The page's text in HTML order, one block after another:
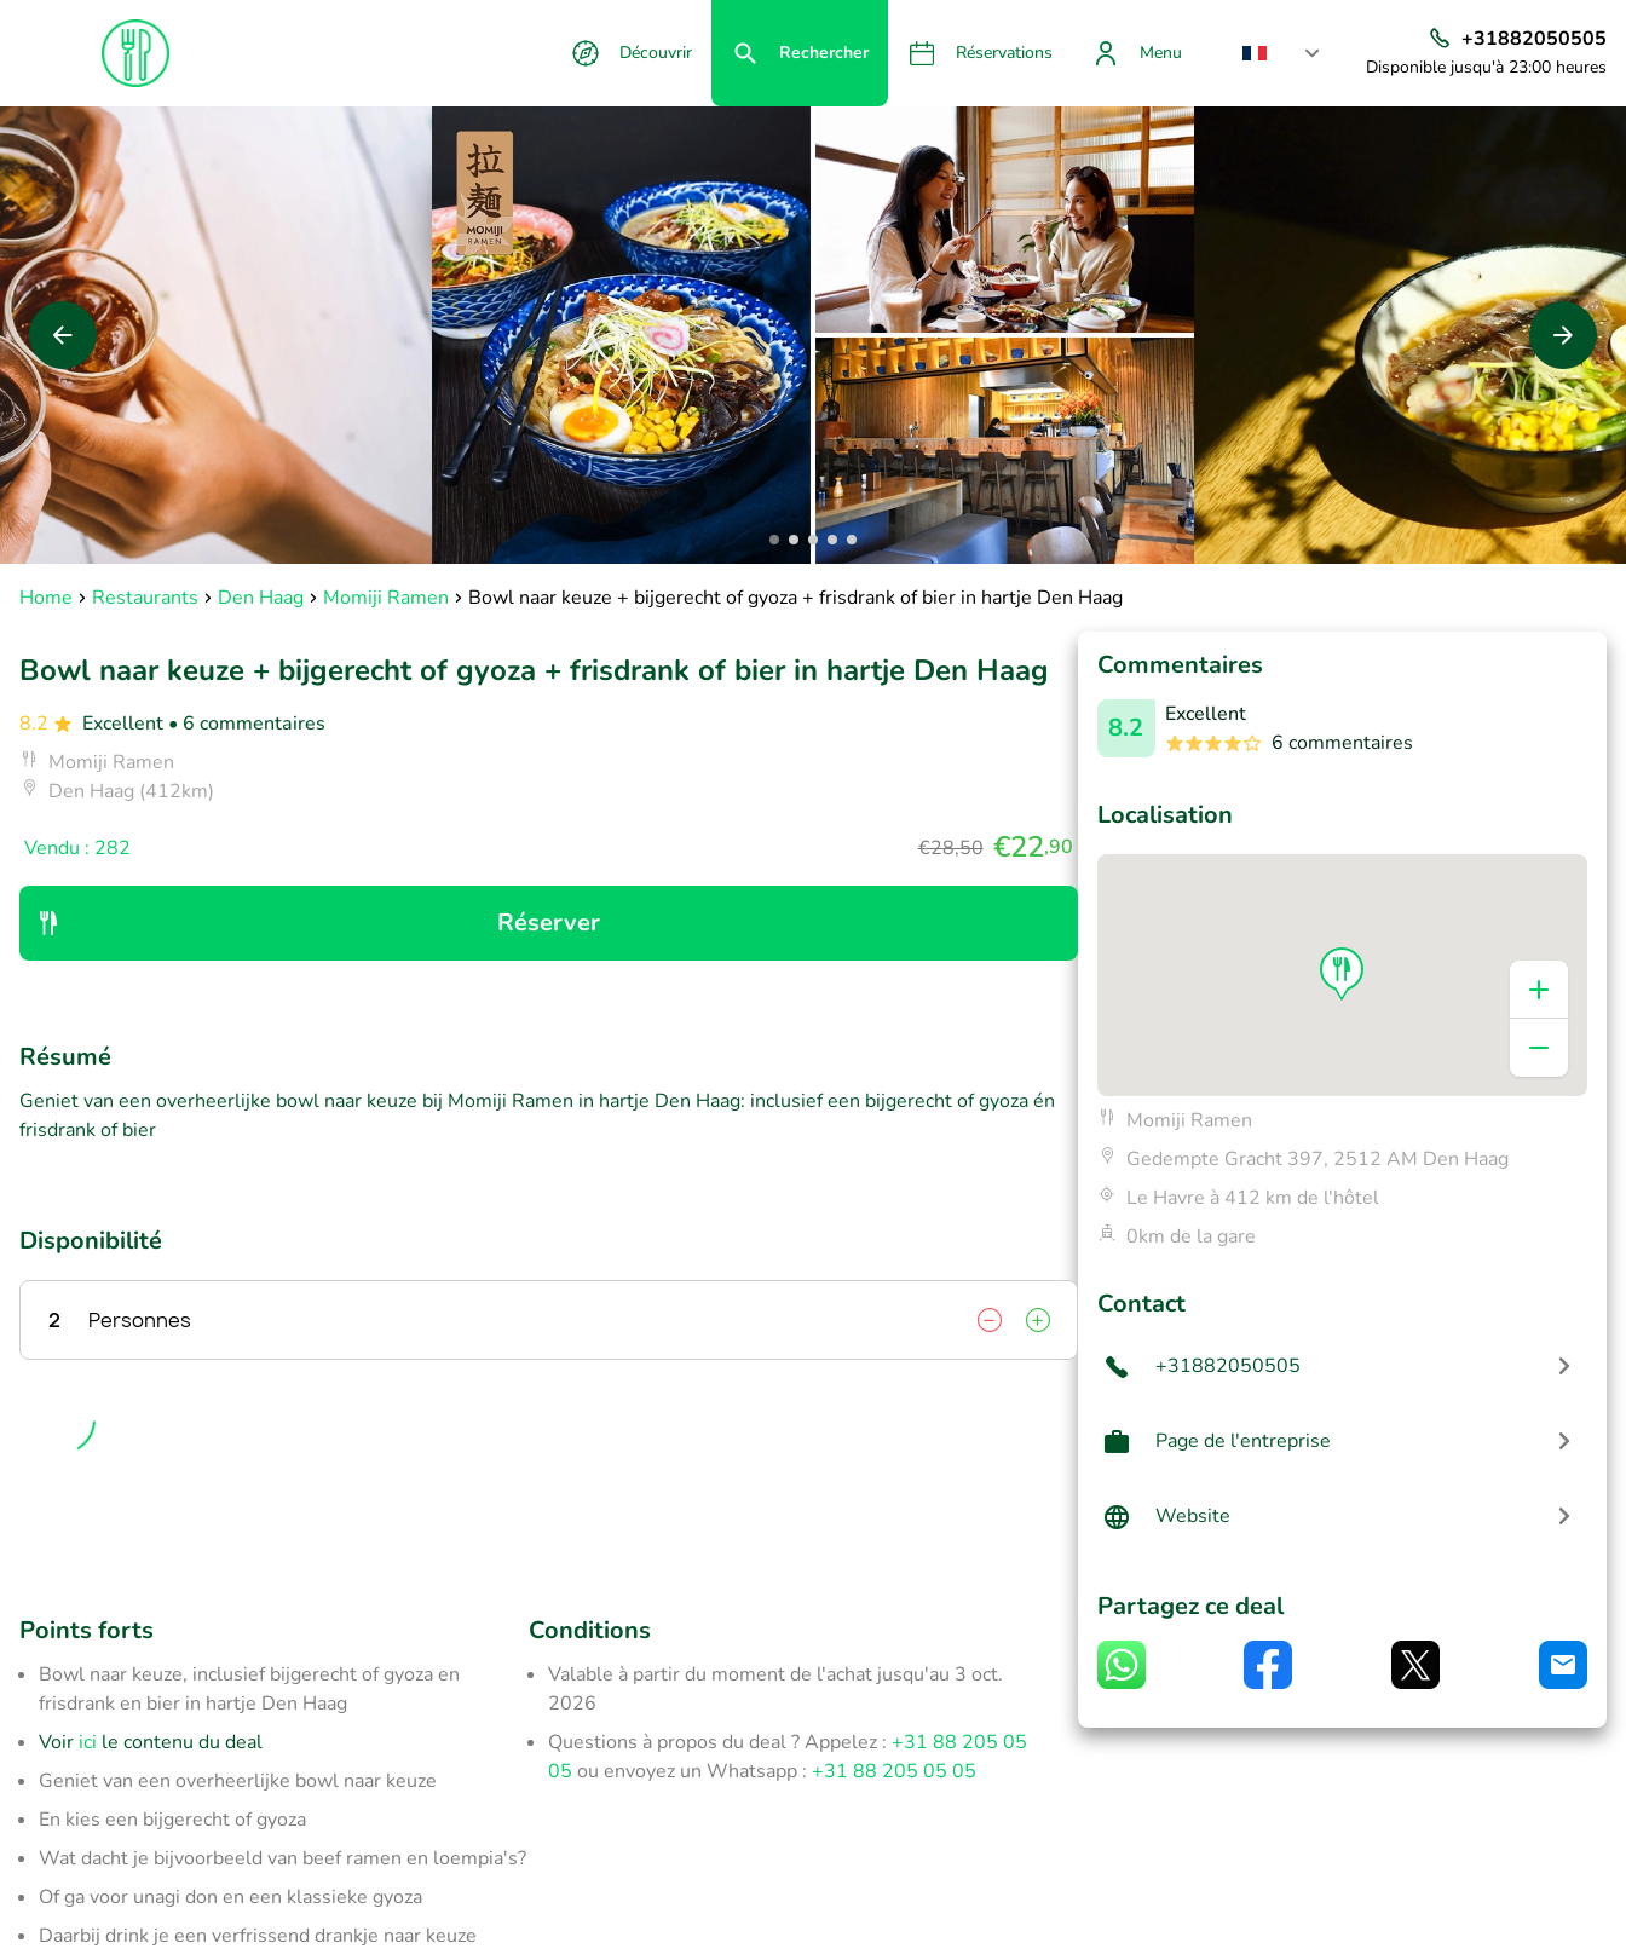
Découvrir Rechercher Réservations Menu
+31882050505
Disponible jusqu'à 23:00 heures
Home Restaurants Den Haag Momiji Ramen Bowl naar keuze + bijgerecht of gyoza + frisdrank of bier in hartje Den Haag
Bowl naar keuze + bijgerecht of gyoza + frisdrank of bier in hartje Den Haag
8.2 Excellent • 6 commentaires
Momiji Ramen
Den Haag (412km)
Vendu : 282 €28,50 €22,90
Réserver
Résumé
Geniet van een overheerlijke bowl naar keuze bij Momiji Ramen in hartje Den Haag: inclusief een bijgerecht of gyoza én
frisdrank of bier
Disponibilité
2 Personnes
Points forts
Bowl naar keuze, inclusief bijgerecht of gyoza en
frisdrank en bier in hartje Den Haag
Voir ici le contenu du deal
Geniet van een overheerlijke bowl naar keuze
En kies een bijgerecht of gyoza
Wat dacht je bijvoorbeeld van beef ramen en loempia's?
Of ga voor unagi don en een klassieke gyoza
Daarbij drink je een verfrissend drankje naar keuze
Conditions
Valable à partir du moment de l'achat jusqu'au 3 oct.
2026
Questions à propos du deal ? Appelez :+31 88 205 05
05 ou envoyez un Whatsapp :+31 88 205 05 05
Commentaires
8.2
Excellent
6 commentaires
Localisation
Momiji Ramen
Gedempte Gracht 397, 2512 AM Den Haag
Le Havre à 412 km de l'hôtel
0km de la gare
Contact
+31882050505
Page de l'entreprise
Website
Partagez ce deal